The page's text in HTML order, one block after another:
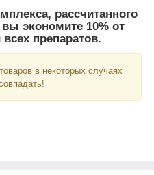
рассчитанного
экономите 10% от
препаратов.
в некоторых случаях